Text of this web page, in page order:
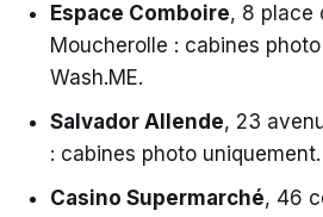
Espace Comboire, 8 place
Moucherolle : cabines
Wash.ME.
Salvador Allende, 23
: cabines photo uniquement.
Casino Supermarché, 46